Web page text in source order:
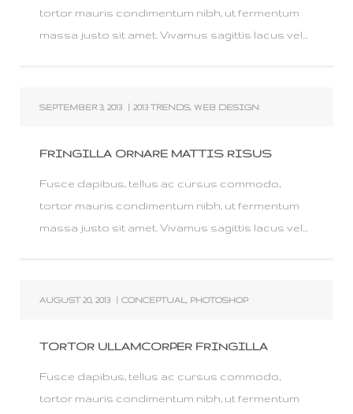
tortor mauris condimentum nibh, ut fermentum
massa justo sit amet. Vivamus sagittis lacus vel…
SEPTEMBER 3, 2013 | 2013 TRENDS, WEB DESIGN
FRINGILLA ORNARE MATTIS RISUS
Fusce dapibus, tellus ac cursus commodo,
tortor mauris condimentum nibh, ut fermentum
massa justo sit amet. Vivamus sagittis lacus vel…
AUGUST 20, 2013 | CONCEPTUAL PHOTOSHOP
TORTOR ULLAMCORPER FRINGILLA
Fusce dapibus, tellus ac cursus commodo,
tortor mauris condimentum nibh, ut fermentum